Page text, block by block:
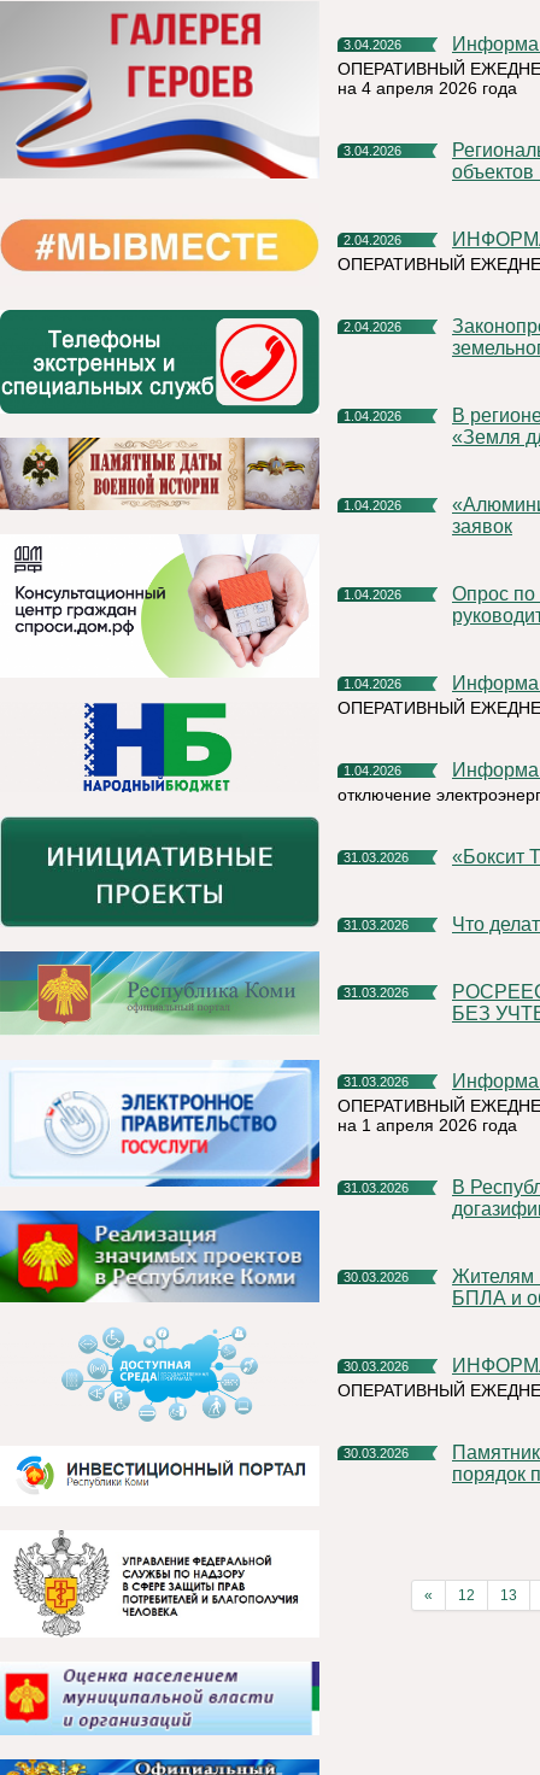
3.04.2026
ОПЕРАТИВНЫЙ
на 4 апреля 2026 года
3.04.2026
Региональный Роскадастр рассказал, что значит вовлечение
2.04.2026
ОПЕРАТИВНЫЙ
2.04.2026
Законопроекты Росреестра повысят эффективность
1.04.2026
В регионе продолжается реализация проекта Росреестра
«Земля
1.04.2026
«Алюминиевая азбука» на призы РУСАЛа продлевает прием
заявок
1.04.2026
Опрос по оценки эффективности деятельности
1.04.2026
ОПЕРАТИВНЫЙ
1.04.2026
отключение
31.03.2026
31.03.2026 Что
31.03.2026
РОСРЕЕСТР КОМИ НАПОМИНАЕТ: СДЕЛКИ С ЗЕМЛЕЙ
БЕЗ
31.03.2026
ОПЕРАТИВНЫЙ
на 1 апреля 2026 года
31.03.2026
В Республике Коми продолжается программа социальной
30.03.2026
Жителям Коми напоминают о запрете на съемки и публикации
БПЛА и
30.03.2026
ОПЕРАТИВНЫЙ
30.03.2026
Памятник ликвидаторам Чернобыльской аварии привели в
порядок
« 12 13